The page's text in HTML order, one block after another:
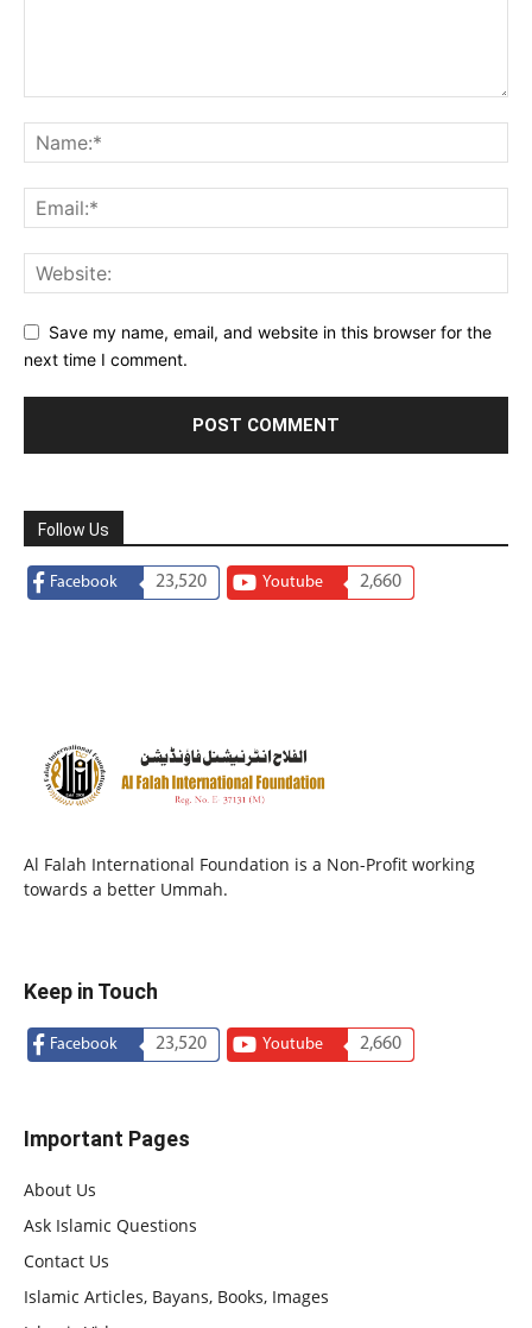
Save my name, email, and website in this browser for the
next time I comment.
Follow Us
Facebook 23,520 Youtube 2,660
Al Falah International Foundation is a Non-Profit working
towards a better Ummah.
Keep in Touch
Facebook 23,520 Youtube 2,660
Important Pages
About Us
Ask Islamic Questions
Contact Us
Islamic Articles, Bayans, Books, Images